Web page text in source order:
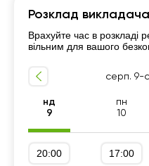
Підготовка до НМТ (ЗНО)
Підготовка до ДПА (9
Розклад викладача
Врахуйте час в розкладі
вільним для вашого
серп. 9-
нд
9
пн
10
20:00 17:00